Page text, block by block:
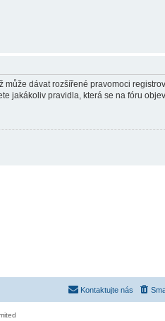
dávat rozšířené pravomoci
jakákoliv pravidla, která se na fóru
Kontaktujte nás